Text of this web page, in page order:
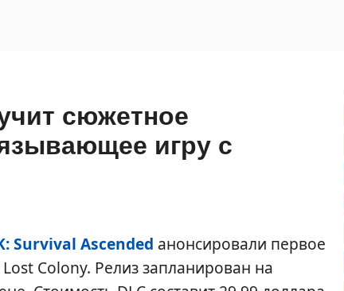
сюжетное
игру с
Survival Ascended анонсировали первое
Colony. Релиз запланирован на